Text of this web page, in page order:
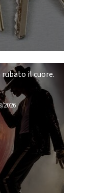
rubato il cuore.
2026